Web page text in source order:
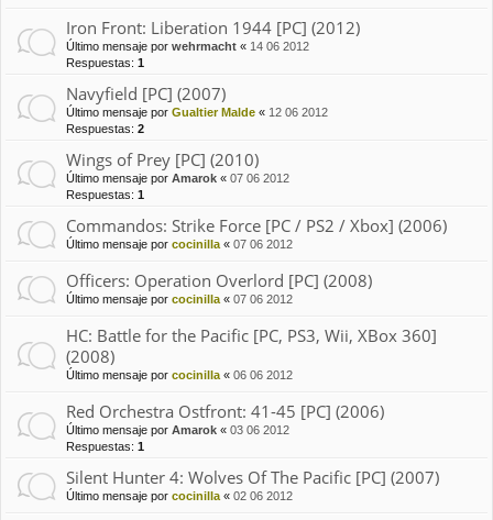
Iron Front: Liberation 1944 [PC] (2012)
Último mensaje por wehrmacht « 14 06 2012
Respuestas: 1
Navyfield [PC] (2007)
Último mensaje por Gualtier Malde « 12 06 2012
Respuestas: 2
Wings of Prey [PC] (2010)
Último mensaje por Amarok « 07 06 2012
Respuestas: 1
Commandos: Strike Force [PC / PS2 / Xbox] (2006)
Último mensaje por cocinilla « 07 06 2012
Officers: Operation Overlord [PC] (2008)
Último mensaje por cocinilla « 07 06 2012
HC: Battle for the Pacific [PC, PS3, Wii, XBox 360]
(2008)
Último mensaje por cocinilla « 06 06 2012
Red Orchestra Ostfront: 41-45 [PC] (2006)
Último mensaje por Amarok « 03 06 2012
Respuestas: 1
Silent Hunter 4: Wolves Of The Pacific [PC] (2007)
Último mensaje por cocinilla « 02 06 2012